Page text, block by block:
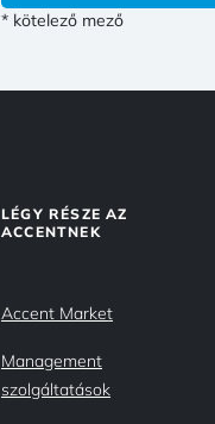
* kötelező mező
LÉGY RÉSZE AZ
ACCENTNEK
Accent Market
Management
szolgáltatások